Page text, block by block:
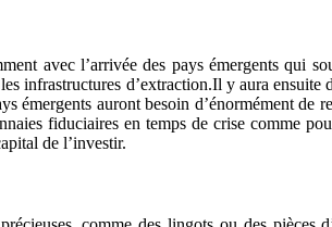
avec l’arrivée des pays émergents qui
infrastructures d’extraction.Il y aura
auront besoin d’énormément de
fiduciaires en temps de crise comme
de l’investir.